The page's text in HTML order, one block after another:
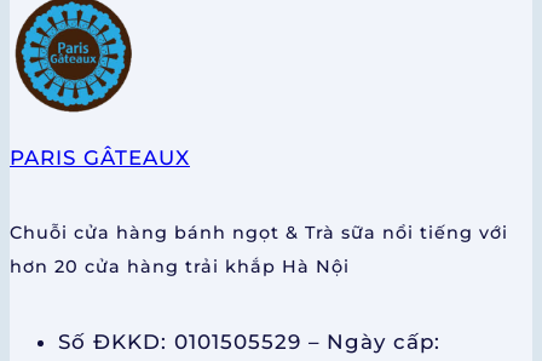
PARIS GÂTEAUX
Chuỗi cửa hàng bánh ngọt & Trà sữa nổi tiếng với
hơn 20 cửa hàng trải khắp Hà Nội
Số ĐKKD: 0101505529 – Ngày cấp: